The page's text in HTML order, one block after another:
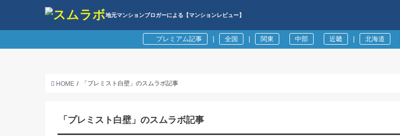
地元マンションブロガーによる【マンションレビュー】
プレミアム記事 全国 関東 中部 近畿 北海道
HOME 「プレミスト白壁」のスムラボ記事
「プレミスト白壁」のスムラボ記事